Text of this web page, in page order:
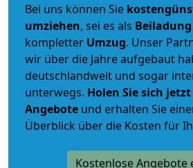
Bei uns können Sie
umziehen, sei es als Beiladung
kompletter Umzug. Unser
wir über die Jahre aufgebaut
deutschlandweit und sogar
unterwegs. Holen Sie sich
Angebote und erhalten Sie
Überblick über die Kosten für
Kostenlose Angebote